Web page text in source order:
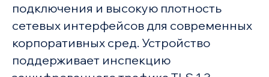
подключения и высокую плотность
сетевых интерфейсов для современных
корпоративных сред. Устройство
поддерживает инспекцию